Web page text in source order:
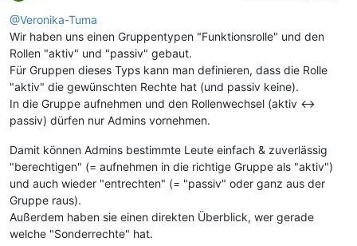
@Veronika-Tuma
Wir haben uns einen Gruppentypen "Funktionsrolle" und den
Rollen "aktiv" und "passiv" gebaut.
Für Gruppen dieses Typs kann man definieren, dass die Rolle
"aktiv" die gewünschten Rechte hat (und passiv keine).
In die Gruppe aufnehmen und den Rollenwechsel (aktiv <->
passiv) dürfen nur Admins vornehmen.
Damit können Admins bestimmte Leute einfach & zuverlässig
"berechtigen" (= aufnehmen in die richtige Gruppe als "aktiv")
und auch wieder "entrechten" (= "passiv" oder ganz aus der
Gruppe raus).
Außerdem haben sie einen direkten Überblick, wer gerade
welche "Sonderrechte" hat.